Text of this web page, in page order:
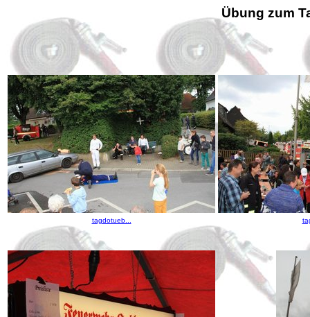
Übung zum
tagdotueb...